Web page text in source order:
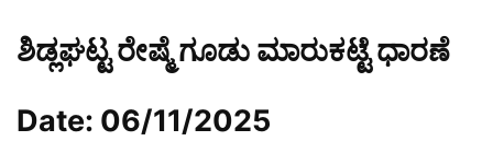
ಶಿಡ್ಲಘಟ್ಟ ರೇಷ್ಮೆ ಗೂಡು ಮಾರುಕಟ್ಟೆ ಧಾರಣೆ
Date: 06/11/2025